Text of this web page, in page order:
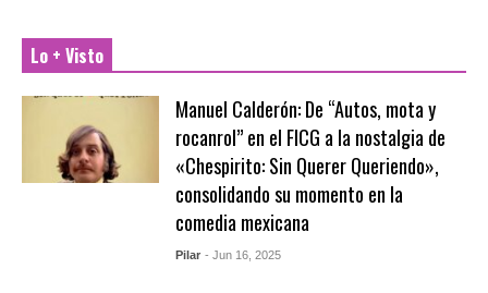
Lo + Visto
Manuel Calderón: De “Autos, mota y
rocanrol” en el FICG a la nostalgia de
«Chespirito: Sin Querer Queriendo»,
consolidando su momento en la
comedia mexicana
Pilar - Jun 16, 2025